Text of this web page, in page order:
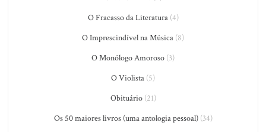
O Fracasso da Literatura(4)
O Imprescindível na Música (8)
O Monólogo Amoroso (3)
O Violista (5)
Obituário(21)
Os 50 maiores livros (uma antologia pessoal)(34)